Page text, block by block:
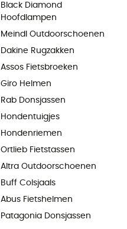
Black Diamond
Hoofdlampen
Meindl Outdoorschoenen
Dakine Rugzakken
Assos Fietsbroeken
Giro Helmen
Rab Donsjassen
Hondentuigjes
Hondenriemen
Ortlieb Fietstassen
Altra Outdoorschoenen
Buff Colsjaals
Abus Fietshelmen
Patagonia Donsjassen